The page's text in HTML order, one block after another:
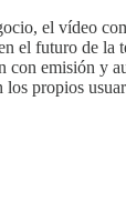
el vídeo
el futuro de la
con emisión y
los propios